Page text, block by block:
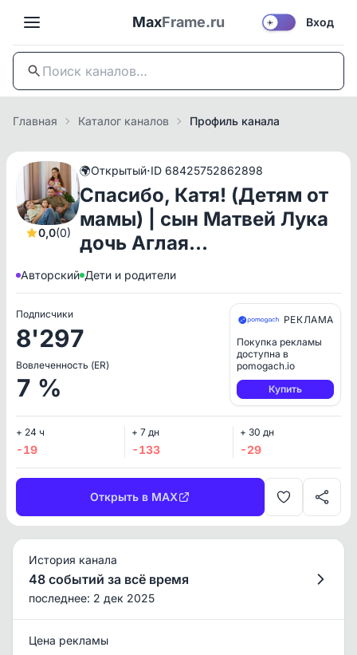
MaxFrame.ru ☀️ Вход
Главная Каталог каналов Профиль канала
0,0(0)
🌍Открытый·ID 68425752862898
Спасибо, Катя! (Детям от
мамы) | сын Матвей Лука
дочь Аглая…
Авторский Дети и родители
Подписчики
8'297
Вовлеченность (ER)
7 %
РЕКЛАМА
Покупка рекламы
доступна в
pomogach.io
Купить
+ 24 ч
-19
+ 7 дн
-133
+ 30 дн
-29
Открыть в MAX
История канала
48 событий за всё время
последнее: 2 дек 2025
Цена рекламы